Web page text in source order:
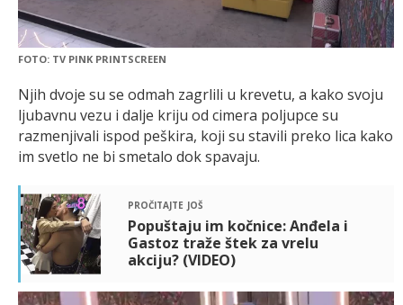
FOTO: TV PINK PRINTSCREEN
Njih dvoje su se odmah zagrlili u krevetu, a kako svoju
ljubavnu vezu i dalje kriju od cimera poljupce su
razmenjivali ispod peškira, koji su stavili preko lica kako
im svetlo ne bi smetalo dok spavaju.
pročitajte još
Popuštaju im kočnice: Anđela i
Gastoz traže štek za vrelu
akciju? (VIDEO)